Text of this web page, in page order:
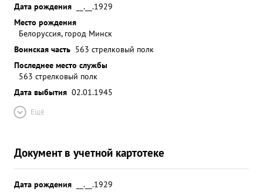
Дата рождения
__.__.1929
Место рождения
Белоруссия, город Минск
Воинская часть 563 стрелковый полк
Последнее место службы
563 стрелковый полк
Дата выбытия 02.01.1945
Ещё
Документ в учетной картотеке
Дата рождения __.__.1929